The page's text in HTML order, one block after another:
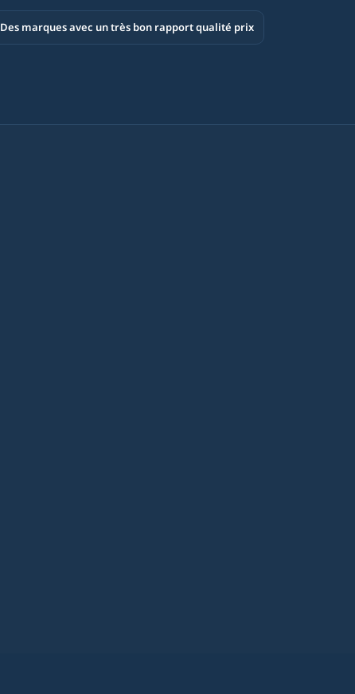
Des marques avec un très bon rapport qualité prix